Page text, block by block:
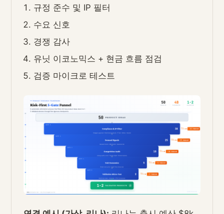
규정 준수 및 IP 필터
수요 신호
경쟁 감사
유닛 이코노믹스 + 현금 흐름 점검
검증 마이크로 테스트